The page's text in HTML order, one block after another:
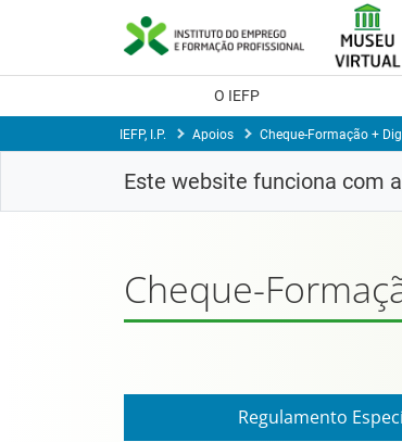
O IEFP
IEFP, I.P. Apoios Cheque-Formação +
Este website funciona com
Cheque-
Regulamento